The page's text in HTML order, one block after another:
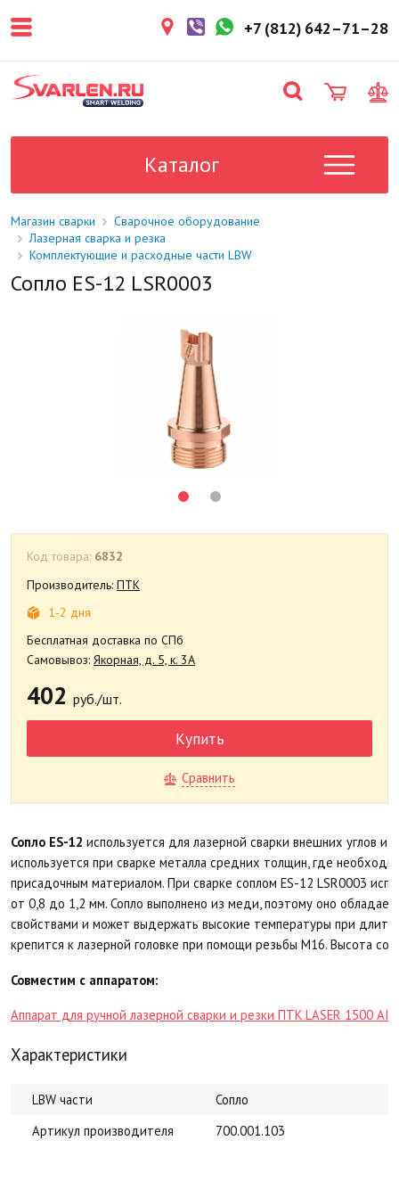
более 3 рабочих дней.
поставки в магазин: 1-2 рабочих
дня.
Данный товар отсутствует на
уточните у менеджера.
+7 (812) 642–71–28
Каталог
Магазин сварки
Сварочное оборудование
Лазерная сварка и резка
Комплектующие и расходные части LBW
Сопло ES-12 LSR0003
Код товара: 6832
Производитель: ПТК
1-2 дня
Бесплатная доставка по СПб
Самовывоз: Якорная, д. 5, к. 3А
402 руб./шт.
Купить
Сравнить
Сопло ES-12 используется для лазерной сварки внешних углов и
используется при сварке металла средних толщин, где
присадочным материалом. При сварке соплом ES-12 LSR0003
от 0,8 до 1,2 мм. Сопло выполнено из меди, поэтому оно
свойствами и может выдержать высокие температуры при
крепится к лазерной головке при помощи резьбы M16. Высота
Совместим с аппаратом:
Аппарат для ручной лазерной сварки и резки ПТК LASER 1500
Характеристики
LBW части
Сопло
Артикул производителя
700.001.103